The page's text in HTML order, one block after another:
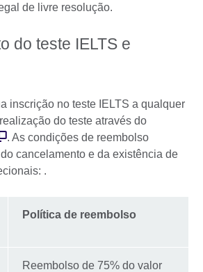
de livre resolução.
do teste IELTS e
inscrição no teste IELTS a qualquer
do teste através do
. As condições de reembolso
cancelamento e da existência de
.
Política de reembolso
Reembolso de 75% do valor